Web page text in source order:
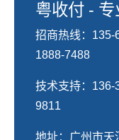
粤收付 -
招商热线：135-
1888-7488
技术支持：136-
9811
地址：广州市天